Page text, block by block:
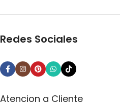
Redes Sociales
Atencion a Cliente